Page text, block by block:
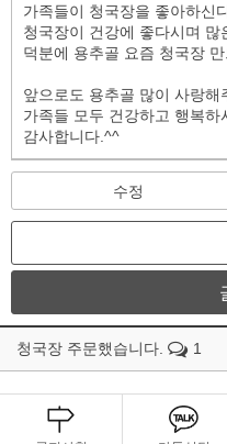
가족들이 청국장을 좋아하신
청국장이 건강에 좋다시며 많
덕분에 용추골 요즘 청국장
앞으로도 용추골 많이 사랑해
가족들 모두 건강하고 행복하
감사합니다.^^
수정
청국장 주문했습니다. 1